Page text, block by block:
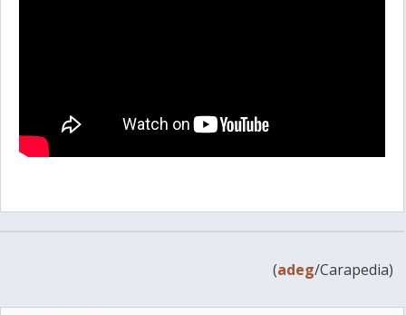
(adeg/Carapedia)